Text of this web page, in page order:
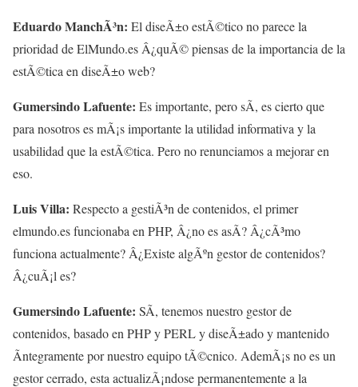
Eduardo ManchÃ³n: El diseÃ±o estÃ©tico no parece la
prioridad de ElMundo.es Â¿quÃ© piensas de la importancia de la
estÃ©tica en diseÃ±o web?
Gumersindo Lafuente: Es importante, pero sÃ­, es cierto que
para nosotros es mÃ¡s importante la utilidad informativa y la
usabilidad que la estÃ©tica. Pero no renunciamos a mejorar en
eso.
Luis Villa: Respecto a gestiÃ³n de contenidos, el primer
elmundo.es funcionaba en PHP, Â¿no es asÃ­? Â¿cÃ³mo
funciona actualmente? Â¿Existe algÃºn gestor de contenidos?
Â¿cuÃ¡l es?
Gumersindo Lafuente: SÃ­, tenemos nuestro gestor de
contenidos, basado en PHP y PERL y diseÃ±ado y mantenido
Ã­ntegramente por nuestro equipo tÃ©cnico. AdemÃ¡s no es un
gestor cerrado, esta actualizÃ¡ndose permanentemente a la